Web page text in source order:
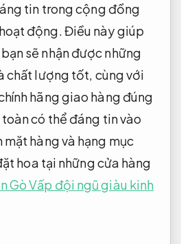
tin trong cộng đồng
động. Điều này giúp
sẽ nhận được những
chất lượng tốt, cùng với
hãng giao hàng đúng
có thể đáng tin vào
hàng và hạng mục
hoa tại những cửa hàng
Gò Vấp đội ngũ giàu kinh